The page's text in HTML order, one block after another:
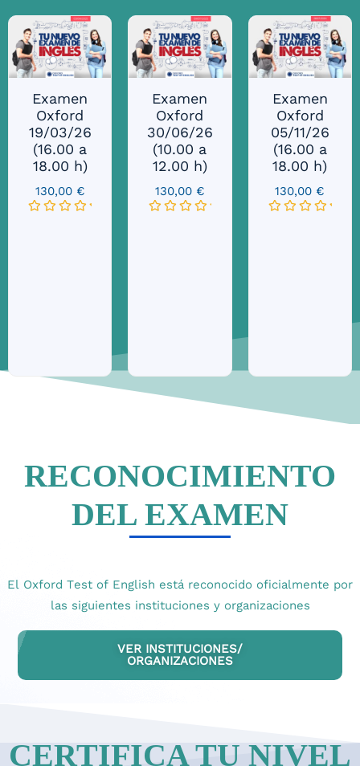
Examen
Oxford
19/03/26
(16.00 a
18.00 h)
130,00 €
Examen
Oxford
30/06/26
(10.00 a
12.00 h)
130,00 €
Examen
Oxford
05/11/26
(16.00 a
18.00 h)
130,00 €
RECONOCIMIENTO
DEL EXAMEN
El Oxford Test of English está reconocido oficialmente por
las siguientes instituciones y organizaciones
VER INSTITUCIONES/
ORGANIZACIONES
CERTIFICA TU NIVEL